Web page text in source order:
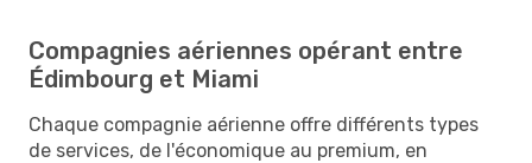
Compagnies aériennes opérant entre
Édimbourg et Miami
Chaque compagnie aérienne offre différents types
de services, de l'économique au premium, en